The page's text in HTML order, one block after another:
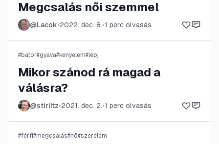
Megcsalás női szemmel
@Lacok•2022. dec. 8.•1 perc olvasás
#bátor#gyáva#kényelem#lépj
Mikor szánod rá magad a
válásra?
@stirlitz•2021. dec. 2.•1 perc olvasás
#férfi#megcsalás#nő#szerelem